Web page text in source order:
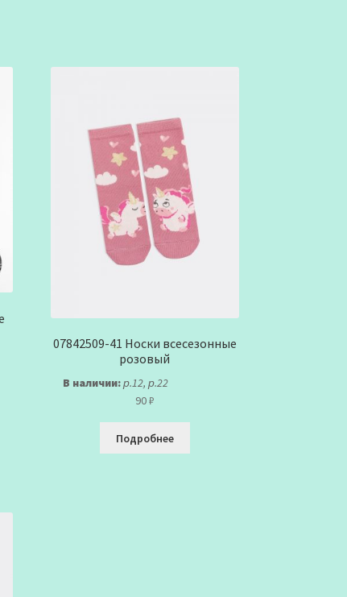
07842509-41 Носки всесезонные
розовый
В наличии:р.12, р.22
90₽
Подробнее